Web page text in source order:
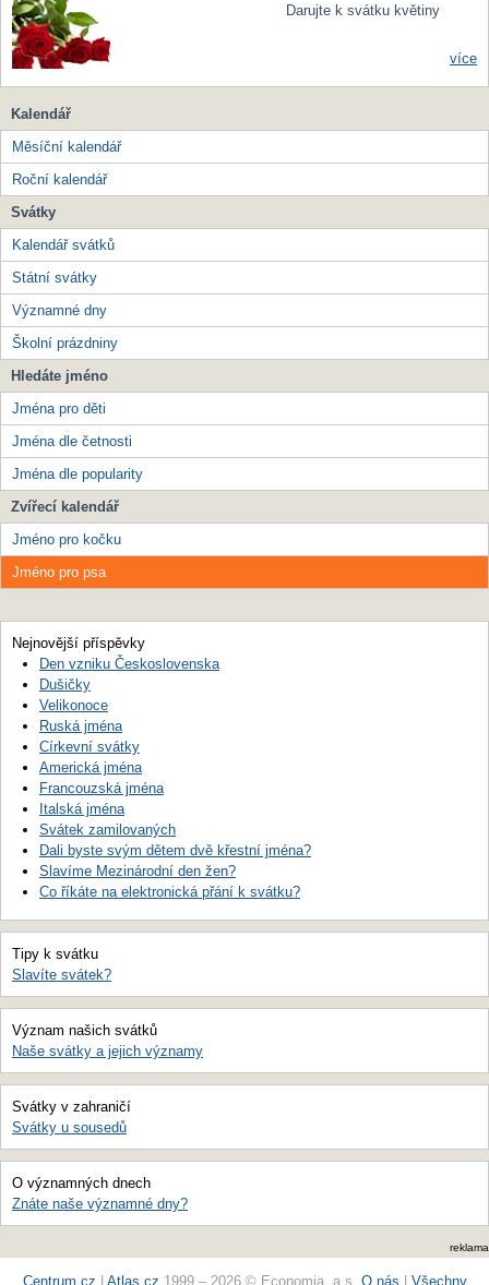
Darujte k svátku květiny
více
Kalendář
Měsíční kalendář
Roční kalendář
Svátky
Kalendář svátků
Státní svátky
Významné dny
Školní prázdniny
Hledáte jméno
Jména pro děti
Jména dle četnosti
Jména dle popularity
Zvířecí kalendář
Jméno pro kočku
Jméno pro psa
Nejnovější příspěvky
Den vzniku Československa
Dušičky
Velikonoce
Ruská jména
Církevní svátky
Americká jména
Francouzská jména
Italská jména
Svátek zamilovaných
Dali byste svým dětem dvě křestní jména?
Slavíme Mezinárodní den žen?
Co říkáte na elektronická přání k svátku?
Tipy k svátku
Slavíte svátek?
Význam našich svátků
Naše svátky a jejich významy
Svátky v zahraničí
Svátky u sousedů
O významných dnech
Znáte naše významné dny?
reklama
Centrum.cz Atlas.cz 1999 – 2026 © Economia, a.s. O nás Všechny